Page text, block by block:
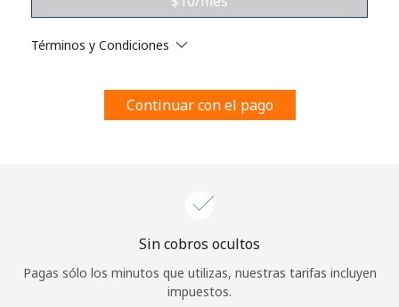
estosTérminos y condiciones.
Únete
¡Hola!
Inicia sesión oREGÍSTRATE →
Términos y Condiciones
Continuar con el pago
Sin cobros ocultos
Pagas sólo los minutos que utilizas, nuestras tarifas incluyen
impuestos.